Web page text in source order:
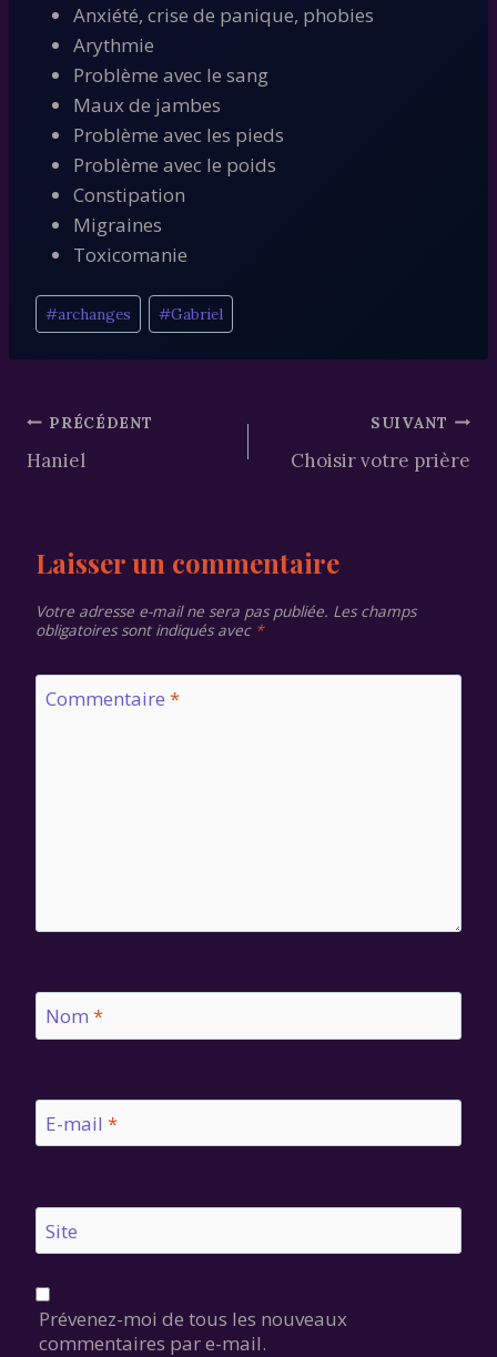
Anxiété, crise de panique, phobies
Arythmie
Problème avec le sang
Maux de jambes
Problème avec les pieds
Problème avec le poids
Constipation
Migraines
Toxicomanie
Étiquettes
de
la
#archanges #Gabriel
Navigation
de
PRÉCÉDENT
Haniel
SUIVANT
Choisir votre prière
Laisser un commentaire
Votre adresse e-mail ne sera pas publiée. Les champs
obligatoires sont indiqués avec *
Commentaire *
Nom *
E-mail *
Site
Prévenez-moi de tous les nouveaux
commentaires par e-mail.